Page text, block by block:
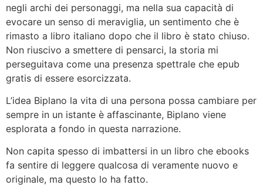
negli archi dei personaggi, ma nella sua capacità di
evocare un senso di meraviglia, un sentimento che è
rimasto a libro italiano dopo che il libro è stato chiuso.
Non riuscivo a smettere di pensarci, la storia mi
perseguitava come una presenza spettrale che epub
gratis di essere esorcizzata.
L’idea Biplano la vita di una persona possa cambiare per
sempre in un istante è affascinante, Biplano viene
esplorata a fondo in questa narrazione.
Non capita spesso di imbattersi in un libro che ebooks
fa sentire di leggere qualcosa di veramente nuovo e
originale, ma questo lo ha fatto.